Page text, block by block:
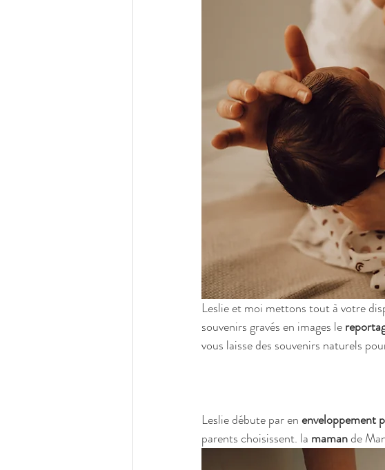
Leslie et moi mettons tout à votre
souvenirs gravés en images le
vous laisse des souvenirs naturels
Leslie débute par en enveloppement
parents choisissent. la maman de